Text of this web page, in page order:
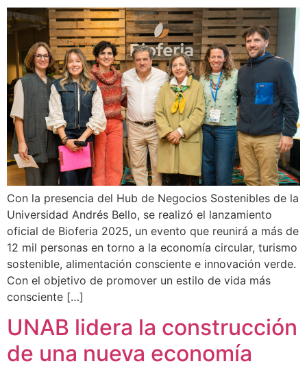
Con la presencia del Hub de Negocios Sostenibles de la
Universidad Andrés Bello, se realizó el lanzamiento
oficial de Bioferia 2025, un evento que reunirá a más de
12 mil personas en torno a la economía circular, turismo
sostenible, alimentación consciente e innovación verde.
Con el objetivo de promover un estilo de vida más
consciente […]
UNAB lidera la construcción
de una nueva economía